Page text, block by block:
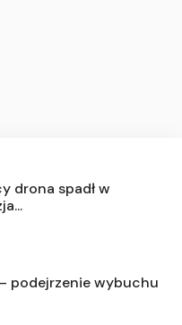
drona spadł w
podejrzenie wybuchu